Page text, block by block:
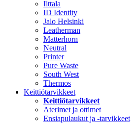
Iittala
ID Identity
Jalo Helsinki
Leatherman
Matterhorn
Neutral
Printer
Pure Waste
South West
Thermos
Keittiötarvikkeet
Keittiötarvikkeet
Aterimet ja ottimet
Ensiapulaukut ja -tarvikkeet